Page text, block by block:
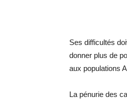
Ses difficultés
donner plus de
aux populations
La pénurie des